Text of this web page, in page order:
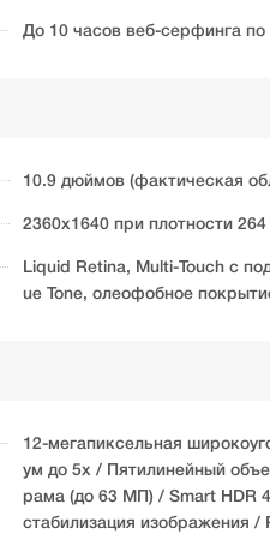
До 10 часов веб-серфинга
10.9 дюймов (фактическая
2360x1640 при плотности
Liquid Retina, Multi-Touch с
ue Tone, олеофобное
12-мегапиксельная
ум до 5x / Пятилинейный
рама (до 63 МП) / Smart HDR
стабилизация изображения